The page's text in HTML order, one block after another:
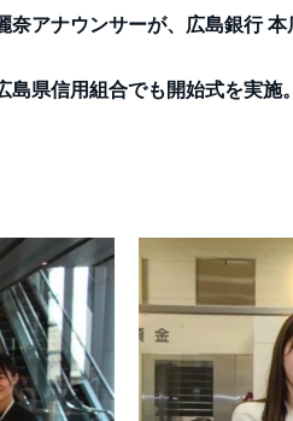
アナウンサーが、広島銀行
県信用組合でも開始式を実